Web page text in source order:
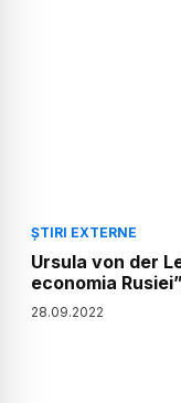
ȘTIRI EXTERNE
Ursula von der
economia
28.09.2022